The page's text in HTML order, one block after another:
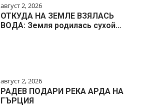
август 2, 2026
ОТКУДА НА ЗЕМЛЕ ВЗЯЛАСЬ
ВОДА: Земля родилась сухой…
август 2, 2026
РАДЕВ ПОДАРИ РЕКА АРДА НА
ГЪРЦИЯ